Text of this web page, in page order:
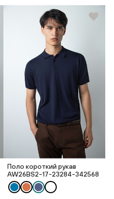
Поло короткий рукав
AW26BS2-17-23284-342568